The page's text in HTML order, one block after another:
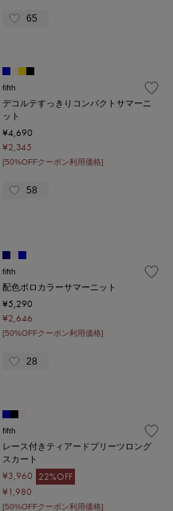
65
fifth
デコルテすっきりコンパクトサマーニ
ット
¥4,690
¥2,345
[50%OFFクーポン利用価格]
58
fifth
配色ポロカラーサマーニット
¥5,290
¥2,646
[50%OFFクーポン利用価格]
28
fifth
レース付きティアードプリーツロング
スカート
¥3,960 22%OFF
¥1,980
[50%OFFクーポン利用価格]